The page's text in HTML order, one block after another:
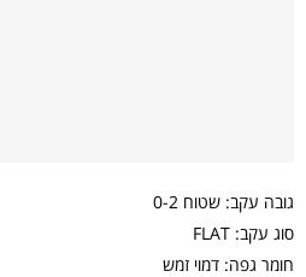
גובה עקב: שטוח 0-2
סוג עקב: FLAT
חומר גפה: דמוי זמש